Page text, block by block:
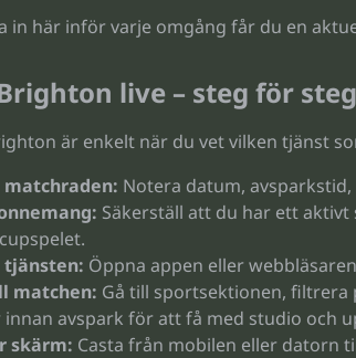
in här inför varje omgång får du en
live – steg för steg
är enkelt när du vet vilken tjänst
Notera datum,
Säkerställ att du har ett
tjänsten: Öppna appen eller
matchen: Gå till sportsektionen, filtrera
avspark för att få med studio och
skärm: Casta från mobilen eller datorn